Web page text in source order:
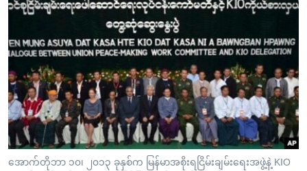
သို့
ကြည့်
ပင်မ
အ
ညွန်း
စာမျက်နှာ
အစ္စရေး-ပါလက်စတိုင်း
အင်္ဂလိပ်စာလေ့လာမယ်
မကြေးမုံရဲ့ အင်္ဂလိပ်စာ
ရုပ်ရှင်ထဲက အင်္ဂလိပ်စာ
သုတပဒေသာ အင်္ဂလိပ်စာ
ရေဒီယို
တီဗွီ
ရေဒီယိုနှင့်ရုပ်သံ အချက်အလက်များ
ရေဒီယို/တီဗွီအစီအစဉ်
Learning English
ဗွီအိုအေ လူမှုကွန်ယက်များ
အောက်တိုဘာ ၁၀၊ ၂၀၁၃ ခုနှစ်က မြန်မာအစိုးရငြိမ်းချမ်းရေးအဖွဲ့နဲ့ KIO